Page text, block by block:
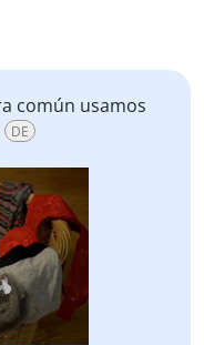
común usamos
DE